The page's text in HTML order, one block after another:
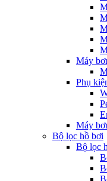
Máy
Phụ
Máy
Bộ lọc hồ bơi
Bộ lọc